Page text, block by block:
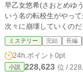
早乙女悠希(さおとめゆ
いう名の転校生がやっ
次々に崩壊していくのだ
ミステリー 完結 長編
24h.ポイント 0pt
小説 228,623 位 /